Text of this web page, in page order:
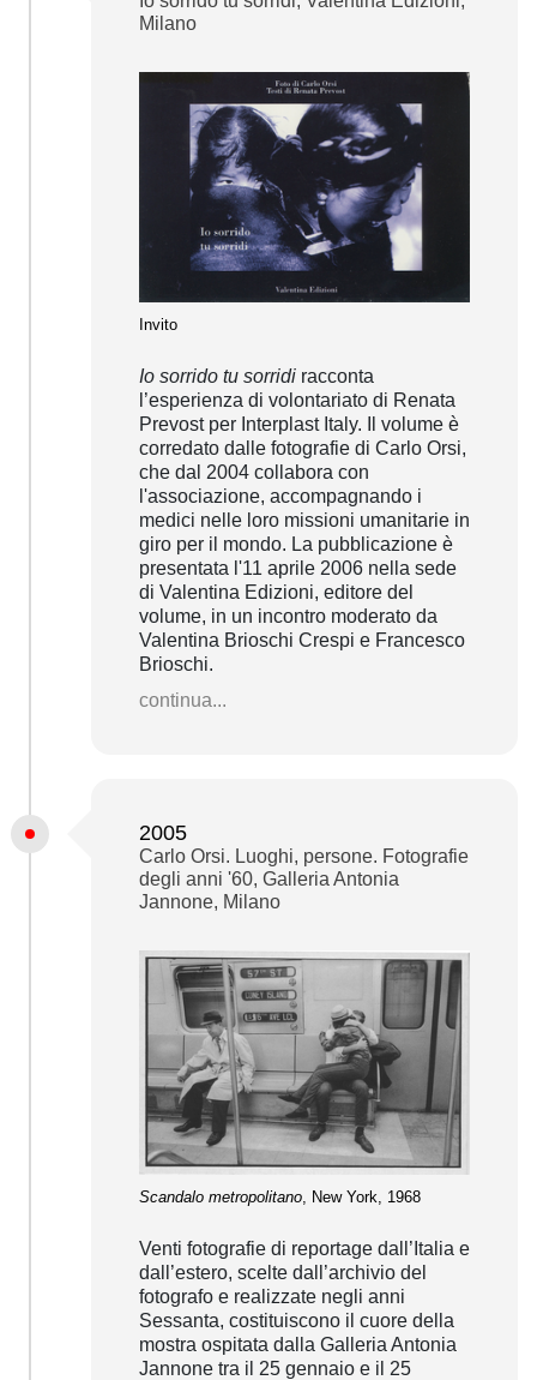
Milano
Invito
Io sorrido tu sorridi racconta
l’esperienza di volontariato di Renata
Prevost per Interplast Italy. Il volume è
corredato dalle fotografie di Carlo Orsi,
che dal 2004 collabora con
l'associazione, accompagnando i
medici nelle loro missioni umanitarie in
giro per il mondo. La pubblicazione è
presentata l'11 aprile 2006 nella sede
di Valentina Edizioni, editore del
volume, in un incontro moderato da
Valentina Brioschi Crespi e Francesco
Brioschi.
continua...
2005
Carlo Orsi. Luoghi, persone. Fotografie
degli anni '60, Galleria Antonia
Jannone, Milano
Scandalo metropolitano , New York, 1968
Venti fotografie di reportage dall’Italia e
dall’estero, scelte dall’archivio del
fotografo e realizzate negli anni
Sessanta, costituiscono il cuore della
mostra ospitata dalla Galleria Antonia
Jannone tra il 25 gennaio e il 25